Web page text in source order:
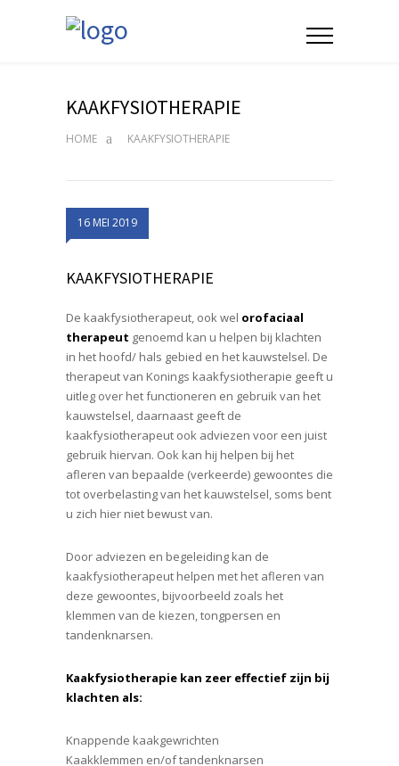
KAAKFYSIOTHERAPIE
HOME KAAKFYSIOTHERAPIE
16 MEI 2019
KAAKFYSIOTHERAPIE
De kaakfysiotherapeut, ook wel orofaciaal
therapeut genoemd kan u helpen bij klachten
in het hoofd/ hals gebied en het kauwstelsel. De
therapeut van Konings kaakfysiotherapie geeft u
uitleg over het functioneren en gebruik van het
kauwstelsel, daarnaast geeft de
kaakfysiotherapeut ook adviezen voor een juist
gebruik hiervan. Ook kan hij helpen bij het
afleren van bepaalde (verkeerde) gewoontes die
tot overbelasting van het kauwstelsel, soms bent
u zich hier niet bewust van.
Door adviezen en begeleiding kan de
kaakfysiotherapeut helpen met het afleren van
deze gewoontes, bijvoorbeeld zoals het
klemmen van de kiezen, tongpersen en
tandenknarsen.
Kaakfysiotherapie kan zeer effectief zijn bij
klachten als:
Knappende kaakgewrichten
Kaakklemmen en/of tandenknarsen